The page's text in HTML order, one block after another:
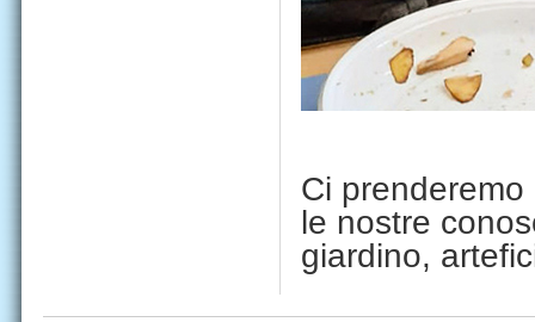
Ci
le nostre
giardino,